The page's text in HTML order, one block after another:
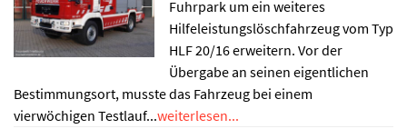
Fuhrpark um ein weiteres
Hilfeleistungslöschfahrzeug vom Typ
HLF 20/16 erweitern. Vor der
Übergabe an seinen eigentlichen
Bestimmungsort, musste das Fahrzeug bei einem
vierwöchigen Testlauf...weiterlesen...